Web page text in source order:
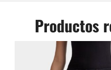
Productos